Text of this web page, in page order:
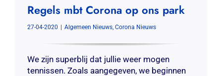
Regels mbt Corona op ons park
27-04-2020 Algemeen Nieuws, Corona Nieuws
We zijn superblij dat jullie weer mogen
tennissen. Zoals aangegeven, we beginnen